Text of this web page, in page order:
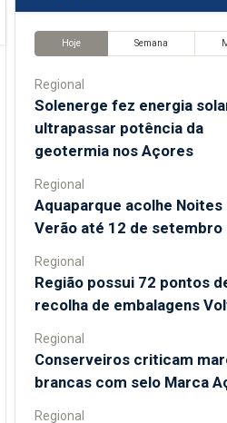
Hoje Semana
Regional
Solenerge fez energia
ultrapassar potência da
geotermia nos Açores
Regional
Aquaparque acolhe Noites
Verão até 12 de setembro
Regional
Região possui 72 pontos
recolha de embalagens
Regional
Conserveiros criticam
brancas com selo Marca
Regional